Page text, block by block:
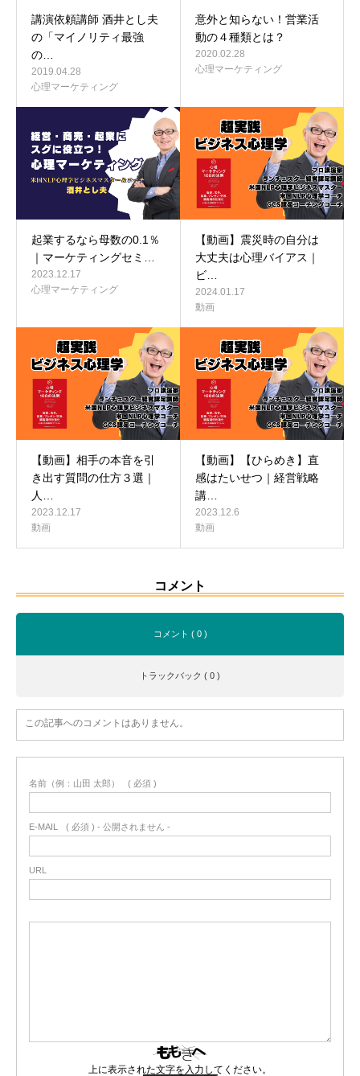
講演依頼講師 酒井とし夫
の「マイノリティ最強
の…
2019.04.28
心理マーケティング
意外と知らない！営業活
動の４種類とは？
2020.02.28
心理マーケティング
起業するなら母数の0.1％
｜マーケティングセミ…
2023.12.17
心理マーケティング
【動画】震災時の自分は
大丈夫は心理バイアス｜
ビ…
2024.01.17
動画
【動画】相手の本音を引
き出す質問の仕方３選｜
人…
2023.12.17
動画
【動画】【ひらめき】直
感はたいせつ｜経営戦略
講…
2023.12.6
動画
コメント
コメント ( 0 )
トラックバック ( 0 )
この記事へのコメントはありません。
名前（例：山田 太郎） ( 必須 )
E-MAIL ( 必須 ) - 公開されません -
URL
上に表示された文字を入力してください。